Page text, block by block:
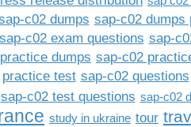
c02 dumps sap-c02 dumps
sap-c02 exam questions sap-
practice dumps sap-c02
practice test sap-c02 questions
sap-c02 test questions sap-c02
study in ukraine tour